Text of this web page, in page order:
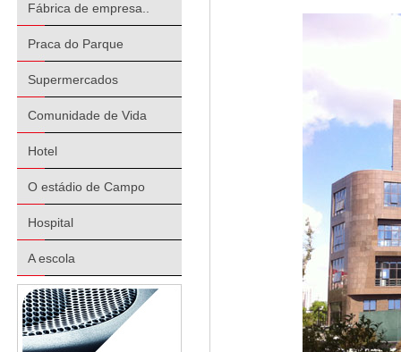
Fábrica de empresa..
Praca do Parque
Supermercados
Comunidade de Vida
Hotel
O estádio de Campo
Hospital
A escola